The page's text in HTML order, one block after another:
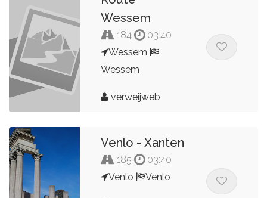
Wessem
184
03:40
Wessem
Wessem
verweijweb
Venlo - Xanten
185
03:40
Venlo
Venlo